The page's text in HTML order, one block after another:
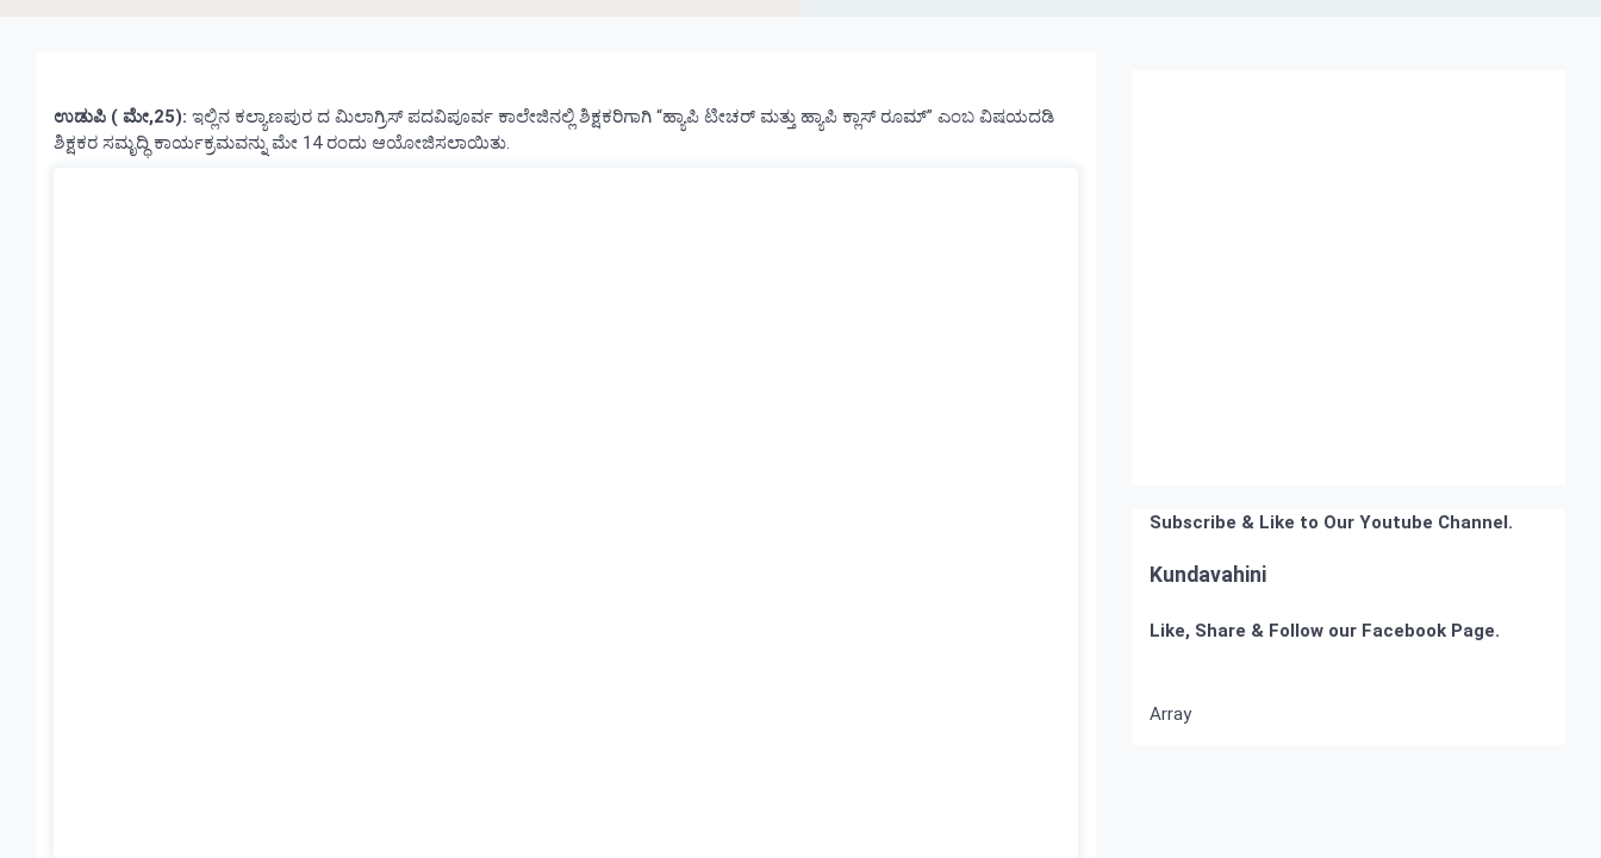
ಉಡುಪಿ ( ಮೇ,25): ಇಲ್ಲಿನ ಕಲ್ಯಾಣಪುರ ದ ಮಿಲಾಗ್ರಿಸ್ ಪದವಿಪೂರ್ವ ಕಾಲೇಜಿನಲ್ಲಿ ಶಿಕ್ಷಕರಿಗಾಗಿ “ಹ್ಯಾಪಿ ಟೀಚರ್ ಮತ್ತು ಹ್ಯಾಪಿ ಕ್ಲಾಸ್ ರೂಮ್” ಎಂಬ ವಿಷಯದಡಿ
ಶಿಕ್ಷಕರ ಸಮೃದ್ಧಿ ಕಾರ್ಯಕ್ರಮವನ್ನು ಮೇ 14 ರಂದು ಆಯೋಜಿಸಲಾಯಿತು.
Subscribe & Like to Our Youtube Channel.
Kundavahini
Like, Share & Follow our Facebook Page.
Array